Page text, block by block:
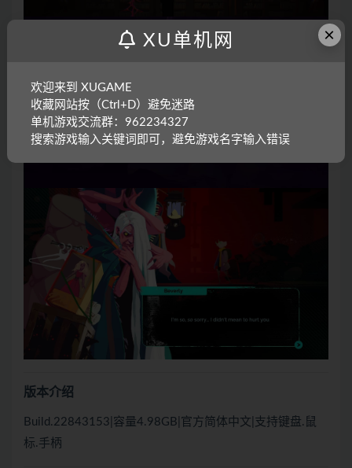
版本介绍
Build.22843153|容量4.98GB|官方简体中文|支持键盘.鼠
标.手柄
×
XU单机网
欢迎来到 XUGAME
收藏网站按（Ctrl+D）避免迷路
单机游戏交流群：962234327
搜索游戏输入关键词即可，避免游戏名字输入错误